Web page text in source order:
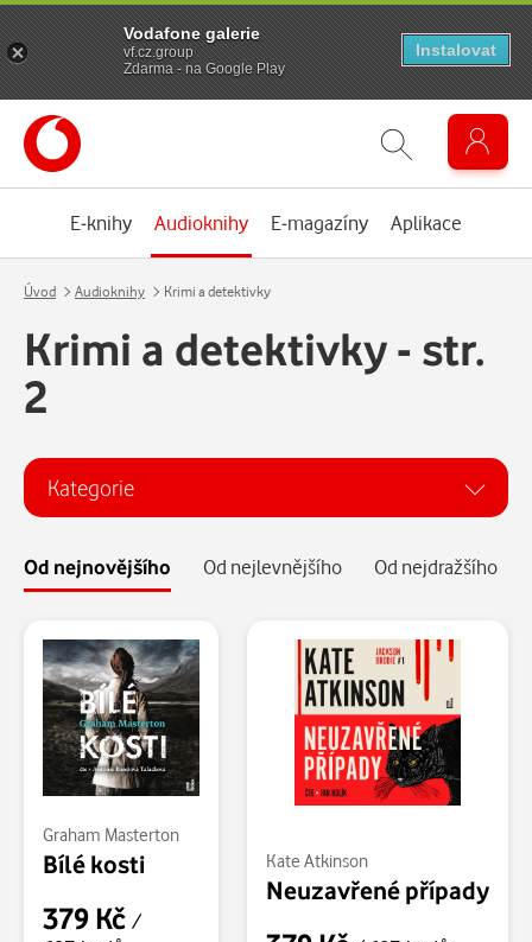
E-knihy Audioknihy E-magazíny Aplikace
Úvod Audioknihy Krimi a detektivky
Krimi a detektivky - str.
2
Kategorie
Kategorie
Od nejnovějšího Od nejlevnějšího Od nejdražšího
Graham Masterton
Bílé kosti
379 Kč /
Kate Atkinson
Neuzavřené případy
Vodafone galerie
vf.cz.group
Zdarma - na Google Play
Instalovat